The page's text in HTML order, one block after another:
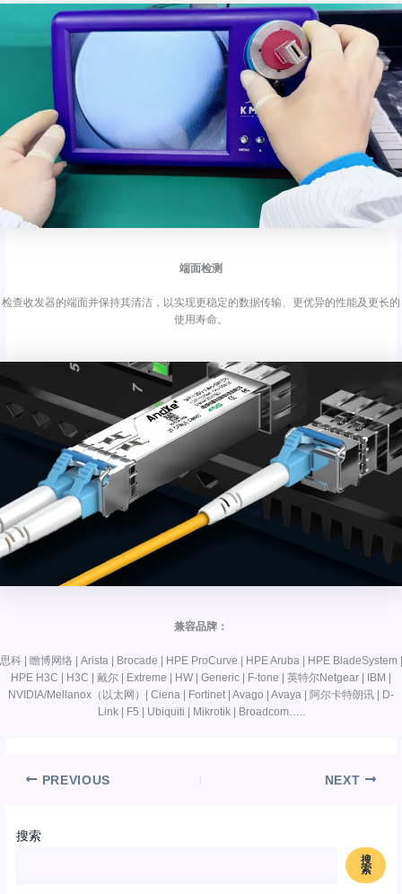
搜索
搜
索
端面检测
检查收发器的端面并保持其清洁，以实现更稳定的数据传输、更优异的性能及更长的
使用寿命。
兼容品牌：
思科 | 瞻博网络 | Arista | Brocade | HPE ProCurve | HPE Aruba | HPE BladeSystem |
HPE H3C | H3C | 戴尔 | Extreme | HW | Generic | F-tone | 英特尔Netgear | IBM |
NVIDIA/Mellanox（以太网）| Ciena | Fortinet | Avago | Avaya | 阿尔卡特朗讯 | D-
Link | F5 | Ubiquiti | Mikrotik | Broadcom…..
PREVIOUS NEXT